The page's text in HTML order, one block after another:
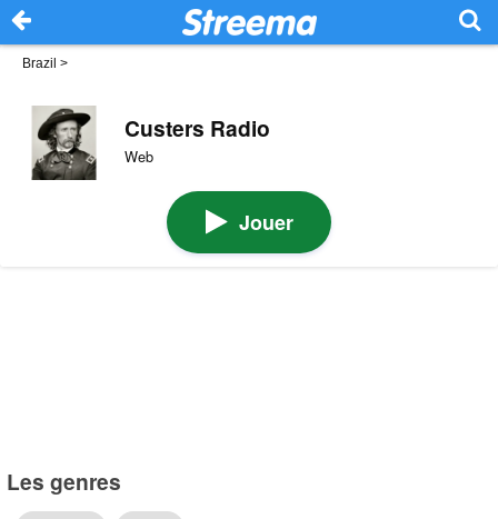
Brazil >
Custers Radio
Web
Jouer
Les genres